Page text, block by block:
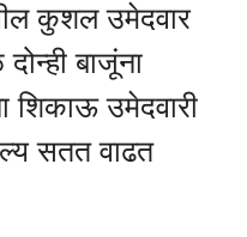
कुशल उमेदवार
बाजूंना
शिकाऊ उमेदवारी
सतत वाढत